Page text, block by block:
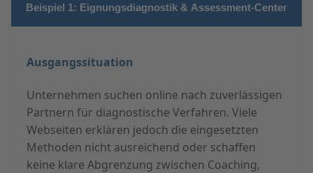
Beispiel 1: Eignungsdiagnostik & Assessment-Center
Ausgangssituation
Unternehmen suchen online nach zuverlässigen
Partnern für diagnostische Verfahren. Viele
Webseiten erklären jedoch die eingesetzten
Methoden nicht ausreichend oder schaffen
keine klare Abgrenzung zwischen Coaching,